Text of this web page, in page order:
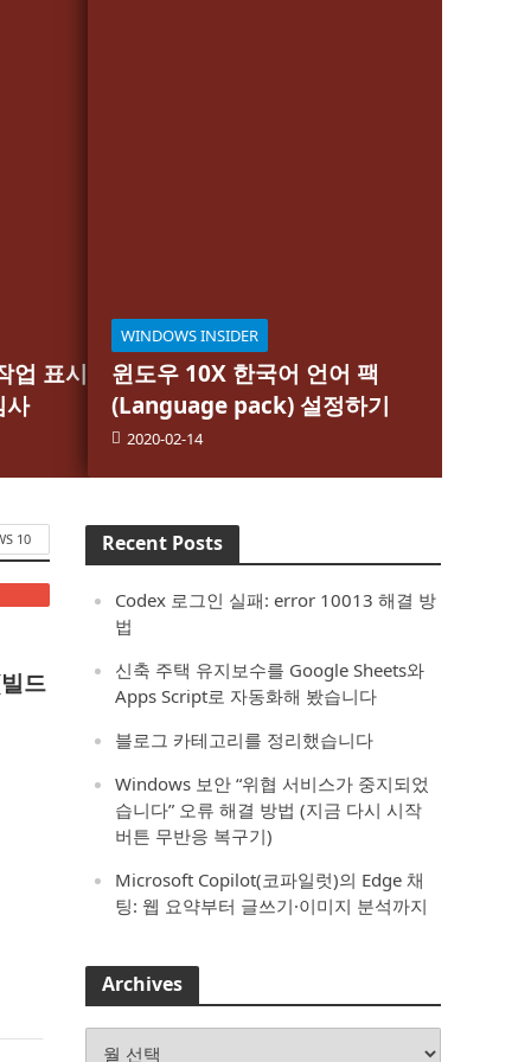
업 표시
사
WINDOWS INSIDER
윈도우 10X 한국어 언어 팩
(Language pack) 설정하기
2020-02-14
10
드
Recent Posts
Codex 로그인 실패: error 10013 해결 방
법
신축 주택 유지보수를 Google Sheets와
Apps Script로 자동화해 봤습니다
블로그 카테고리를 정리했습니다
Windows 보안 “위협 서비스가 중지되었
습니다” 오류 해결 방법 (지금 다시 시작
버튼 무반응 복구기)
Microsoft Copilot(코파일럿)의 Edge 채
팅: 웹 요약부터 글쓰기·이미지 분석까지
Archives